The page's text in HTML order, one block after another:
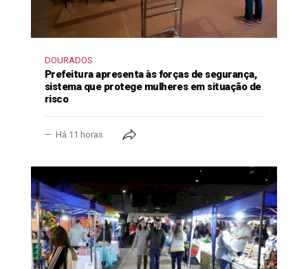
DOURADOS
Prefeitura apresenta às forças de segurança,
sistema que protege mulheres em situação de
risco
Há 11 horas